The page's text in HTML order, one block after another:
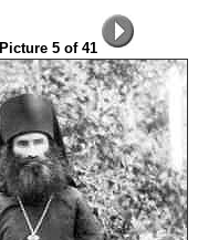
Picture 5 of 41